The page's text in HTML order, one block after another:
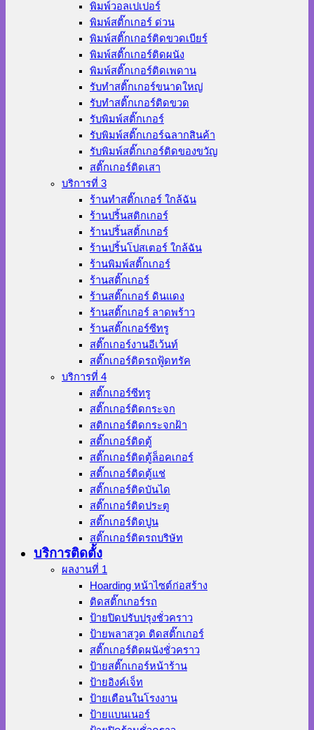
พิมพ์วอลเปเปอร์
พิมพ์สติ๊กเกอร์ ด่วน
พิมพ์สติ๊กเกอร์ติดขวดเบียร์
พิมพ์สติ๊กเกอร์ติดผนัง
พิมพ์สติ๊กเกอร์ติดเพดาน
รับทำสติ๊กเกอร์ขนาดใหญ่
รับทำสติ๊กเกอร์ติดขวด
รับพิมพ์สติ๊กเกอร์
รับพิมพ์สติ๊กเกอร์ฉลากสินค้า
รับพิมพ์สติ๊กเกอร์ติดของขวัญ
สติ๊กเกอร์ติดเสา
บริการที่ 3
ร้านทําสติ๊กเกอร์ ใกล้ฉัน
ร้านปริ้นสติกเกอร์
ร้านปริ้นสติ้กเกอร์
ร้านปริ้นโปสเตอร์ ใกล้ฉัน
ร้านพิมพ์สติ๊กเกอร์
ร้านสติ๊กเกอร์
ร้านสติ๊กเกอร์ ดินแดง
ร้านสติ๊กเกอร์ ลาดพร้าว
ร้านสติ๊กเกอร์ซีทรู
สติ๊กเกอร์งานอีเว้นท์
สติ๊กเกอร์ติดรถฟู้ดทรัค
บริการที่ 4
สติ๊กเกอร์ซีทรู
สติ๊กเกอร์ติดกระจก
สติกเกอร์ติดกระจกฝ้า
สติ๊กเกอร์ติดตู้
สติ๊กเกอร์ติดตู้ล็อคเกอร์
สติ๊กเกอร์ติดตู้แช่
สติ๊กเกอร์ติดบันได
สติ๊กเกอร์ติดประตู
สติ๊กเกอร์ติดปูน
สติ๊กเกอร์ติดรถบริษัท
บริการติดตั้ง
ผลงานที่ 1
Hoarding หน้าไซต์ก่อสร้าง
ติดสติ๊กเกอร์รถ
ป้ายปิดปรับปรุงชั่วคราว
ป้ายพลาสวูด ติดสติ๊กเกอร์
สติ๊กเกอร์ติดผนังชั่วคราว
ป้ายสติ๊กเกอร์หน้าร้าน
ป้ายอิงค์เจ็ท
ป้ายเตือนในโรงงาน
ป้ายแบนเนอร์